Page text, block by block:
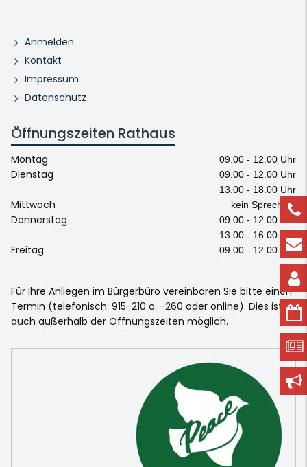
Anmelden
Kontakt
Impressum
Datenschutz
Öffnungszeiten Rathaus
Montag 09.00 - 12.00 Uhr
Dienstag
09.00 - 12.00 Uhr
13.00 - 18.00 Uhr
Mittwoch kein Sprechtag
Donnerstag
09.00 - 12.00 Uhr
13.00 - 16.00 Uhr
Freitag 09.00 - 12.00 Uhr
Für Ihre Anliegen im Bürgerbüro vereinbaren Sie bitte einen
Termin (telefonisch: 915-210 o. -260 oder online). Dies ist
auch außerhalb der Öffnungszeiten möglich.